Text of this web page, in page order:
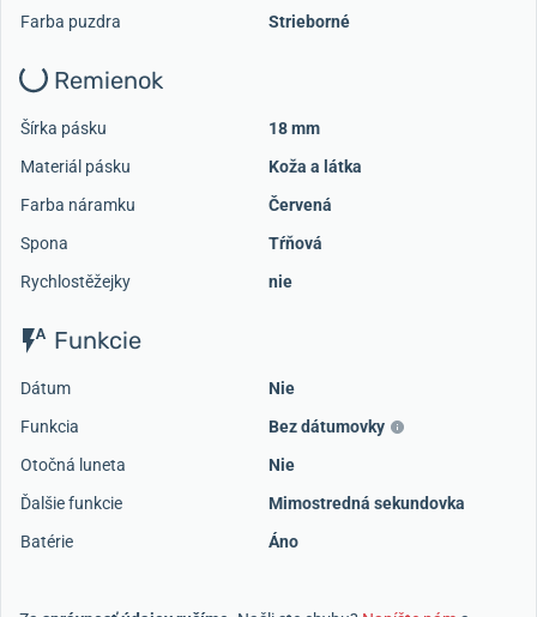
Farba puzdra
Strieborné
Remienok
Šírka pásku
18 mm
Materiál pásku
Koža a látka
Farba náramku
Červená
Spona
Tŕňová
Rychlostěžejky
nie
Funkcie
Dátum
Nie
Funkcia
Bez dátumovky
Otočná luneta
Nie
Ďalšie funkcie
Mimostredná sekundovka
Batérie
Áno